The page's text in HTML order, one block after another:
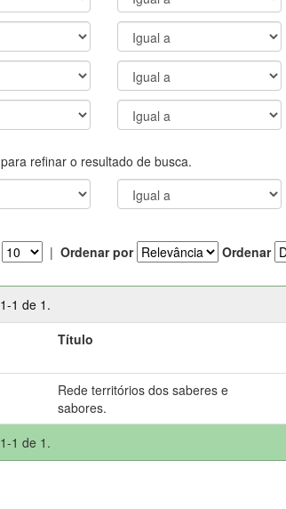
refinar o resultado de busca.
| Ordenar por Ordenar
1 de 1.
Título
Rede territórios dos saberes e
sabores.
1 de 1.